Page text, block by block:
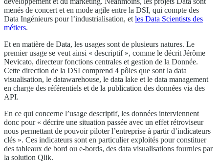
menés de concert et en mode agile entre la DSI, qui compte des
Data Ingénieurs pour l’industrialisation, et les Data Scientists des
métiers.
Et en matière de Data, les usages sont de plusieurs natures. Le
premier usage se veut ainsi « descriptif », comme le décrit Jérôme
Nevicato, directeur fonctions centrales et gestion de la Donnée.
Cette direction de la DSI comprend 4 pôles que sont la data
visualisation, le datawarehouse, le data lake et le data management
en charge des référentiels et de la publication des données via des
API.
En ce qui concerne l’usage descriptif, les données interviennent
donc pour « décrire une situation passée avec un effet rétroviseur
nous permettant de pouvoir piloter l’entreprise à partir d’indicateurs
clés ». Ces indicateurs sont en particulier exploités pour constituer
des tableaux de bord ou e-bords, des data visualisations fournies par
la solution Qlik.